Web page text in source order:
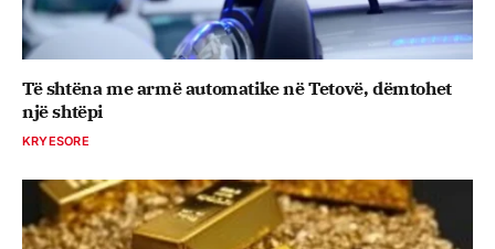
Të shtëna me armë automatike në Tetovë, dëmtohet
një shtëpi
KRYESORE